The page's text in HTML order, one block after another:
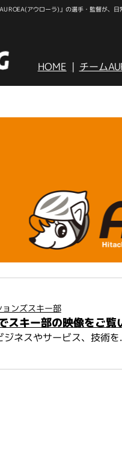
アウローラ)」の選手・監督が、日
HOME チーム
ンズスキー部
キー部の映像をご覧
ネスやサービス、技術を